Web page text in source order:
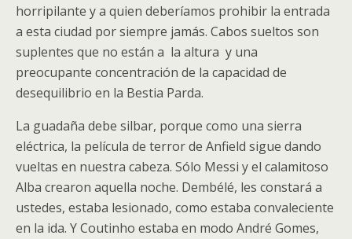
horripilante y a quien deberíamos prohibir la entrada
a esta ciudad por siempre jamás. Cabos sueltos son
suplentes que no están a la altura y una
preocupante concentración de la capacidad de
desequilibrio en la Bestia Parda.
La guadaña debe silbar, porque como una sierra
eléctrica, la película de terror de Anfield sigue dando
vueltas en nuestra cabeza. Sólo Messi y el calamitoso
Alba crearon aquella noche. Dembélé, les constará a
ustedes, estaba lesionado, como estaba convaleciente
en la ida. Y Coutinho estaba en modo André Gomes,